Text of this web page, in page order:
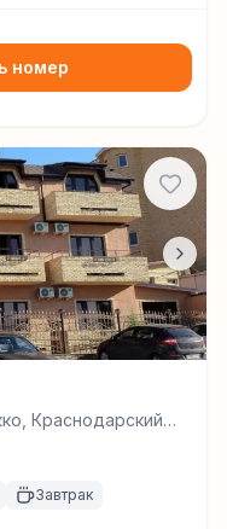
номер
Краснодарский
Завтрак